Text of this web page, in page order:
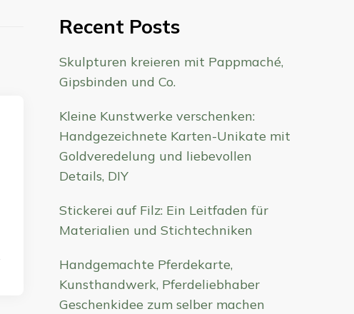
Recent Posts
Skulpturen kreieren mit Pappmaché,
Gipsbinden und Co.
Kleine Kunstwerke verschenken:
Handgezeichnete Karten-Unikate mit
Goldveredelung und liebevollen
Details, DIY
Stickerei auf Filz: Ein Leitfaden für
Materialien und Stichtechniken
Handgemachte Pferdekarte,
Kunsthandwerk, Pferdeliebhaber
Geschenkidee zum selber machen